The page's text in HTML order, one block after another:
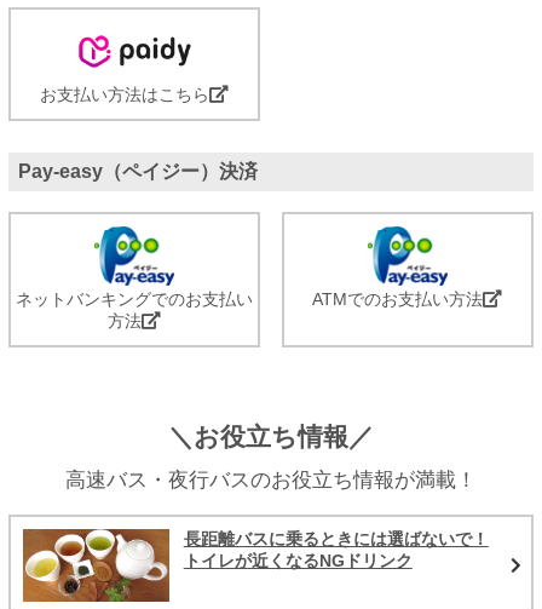
お支払い方法はこちら
Pay-easy（ペイジー）決済
ネットバンキングでのお支払い
方法
ATMでのお支払い方法
＼お役立ち情報／
高速バス・夜行バスのお役立ち情報が満載！
長距離バスに乗るときには選ばないで！
トイレが近くなるNGドリンク